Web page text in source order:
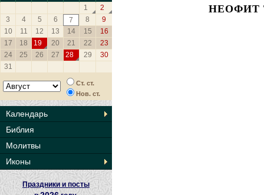
1
2
3
4 5 6 7 8
9
10
11 12 13 14 15
16
17
18 19 20 21 22
23
24
25 26 27 28 29
30
31
Ст. ст.
Нов. ст.
Календарь
Библия
Молитвы
Иконы
Праздники и посты
НЕОФИТ